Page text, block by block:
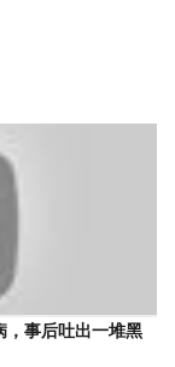
，事后吐出一堆黑